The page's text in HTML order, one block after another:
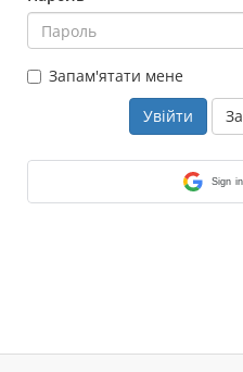
Запам'ятати мене
Sign